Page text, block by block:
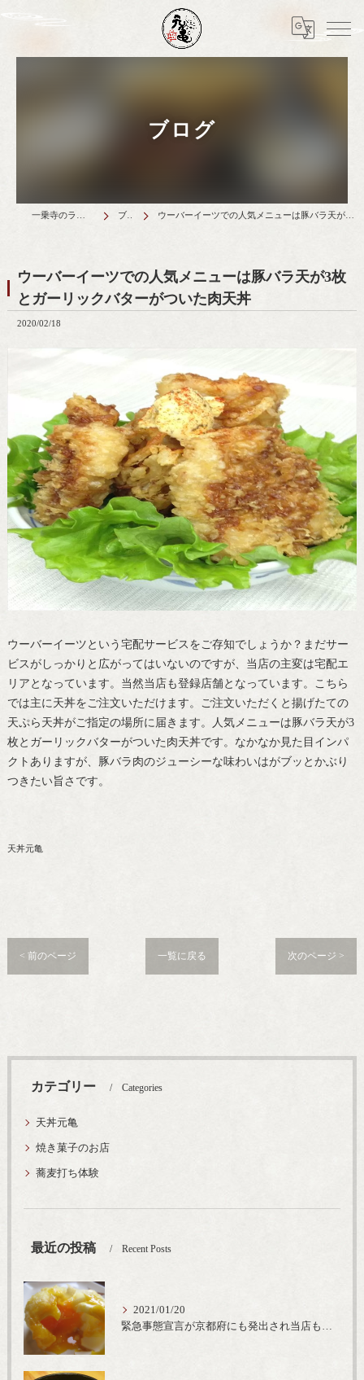
ブログ
ブログ ウーバーイーツでの人気メニューは豚バラ天が3枚とガーリックバターがついた肉天丼
ウーバーイーツでの人気メニューは豚バラ天が3枚
とガーリックバターがついた肉天丼
2020/02/18
ウーバーイーツという宅配サービスをご存知でしょうか？まだサー
ビスがしっかりと広がってはいないのですが、当店の主変は宅配エ
リアとなっています。当然当店も登録店舗となっています。こちら
では主に天丼をご注文いただけます。ご注文いただくと揚げたての
天ぷら天丼がご指定の場所に届きます。人気メニューは豚バラ天が3
枚とガーリックバターがついた肉天丼です。なかなか見た目インパ
クトありますが、豚バラ肉のジューシーな味わいはがブッとかぶり
つきたい旨さです。
天丼元亀
< 前のページ 一覧に戻る 次のページ >
カテゴリー Categories
天丼元亀
焼き菓子のお店
蕎麦打ち体験
最近の投稿 Recent Posts
2021/01/20